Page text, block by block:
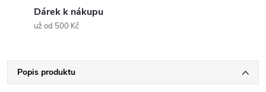
Dárek k nákupu
už od 500 Kč
Popis produktu